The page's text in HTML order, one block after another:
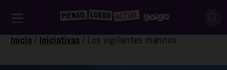
Inicio / Iniciativas / Los vigilantes marinos.